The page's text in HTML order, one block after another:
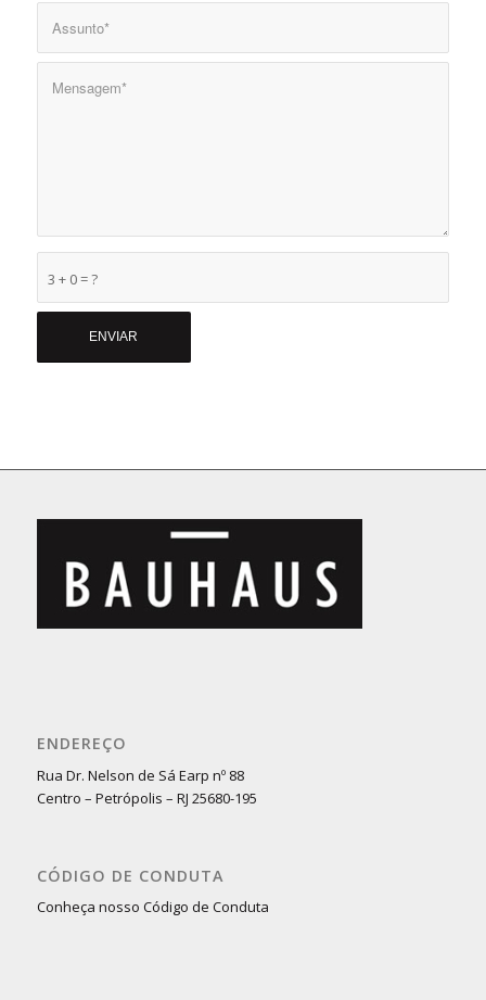
3 + 0 = ?
ENDEREÇO
Rua Dr. Nelson de Sá Earp nº 88
Centro – Petrópolis – RJ 25680-195
CÓDIGO DE CONDUTA
Conheça nosso Código de Conduta